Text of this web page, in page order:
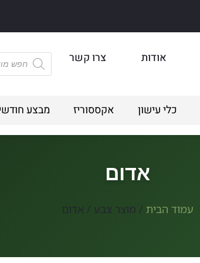
אודות צרו קשר
כלי עישון אקססוריז מבצע
אדום
עמוד הבית/ מוצר צבע / אדום